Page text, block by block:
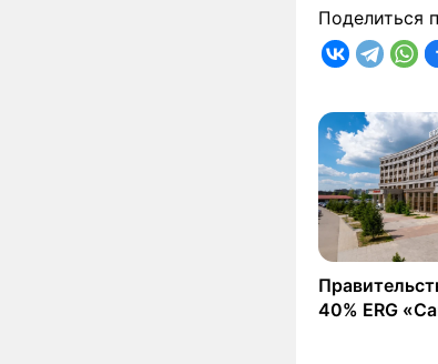
Поделиться
40% ERG